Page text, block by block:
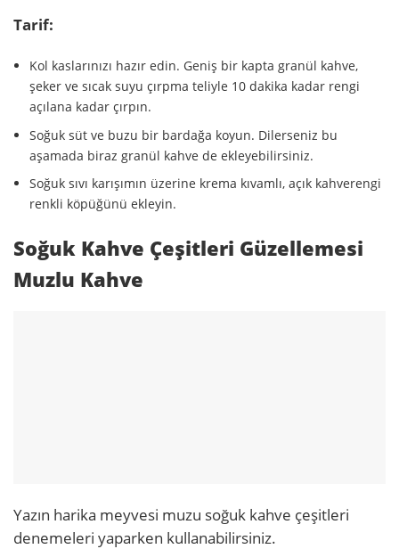
Tarif:
Kol kaslarınızı hazır edin. Geniş bir kapta granül kahve,
şeker ve sıcak suyu çırpma teliyle 10 dakika kadar rengi
açılana kadar çırpın.
Soğuk süt ve buzu bir bardağa koyun. Dilerseniz bu
aşamada biraz granül kahve de ekleyebilirsiniz.
Soğuk sıvı karışımın üzerine krema kıvamlı, açık kahverengi
renkli köpüğünü ekleyin.
Soğuk Kahve Çeşitleri Güzellemesi
Muzlu Kahve
Yazın harika meyvesi muzu soğuk kahve çeşitleri
denemeleri yaparken kullanabilirsiniz.